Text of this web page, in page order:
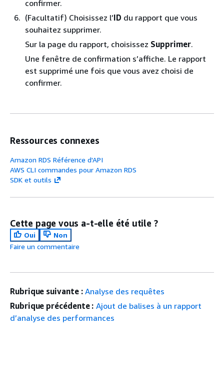
confirmer.
(Facultatif) Choisissez l’ID du rapport que vous
souhaitez supprimer.
Sur la page du rapport, choisissez Supprimer.
Une fenêtre de confirmation s’affiche. Le rapport
est supprimé une fois que vous avez choisi de
confirmer.
Ressources connexes
Amazon RDS Référence d'API
AWS CLI commandes pour Amazon RDS
SDK et outils
Cette page vous a-t-elle été utile ?
Oui
Non
Faire un commentaire
Rubrique suivante : Analyse des requêtes
Rubrique précédente : Ajout de balises à un rapport
d’analyse des performances